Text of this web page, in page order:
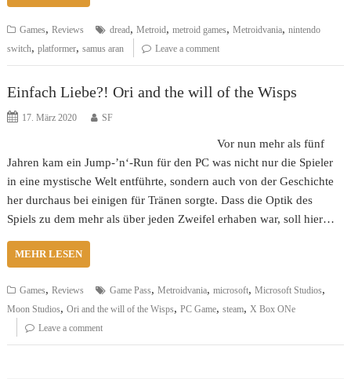
Games,Reviews dread,Metroid,metroid games,Metroidvania,nintendo
switch,platformer,samus aran Leave a comment
Einfach Liebe?! Ori and the will of the Wisps
17. März 2020 SF
Vor nun mehr als fünf
Jahren kam ein Jump-’n‘-Run für den PC was nicht nur die Spieler
in eine mystische Welt entführte, sondern auch von der Geschichte
her durchaus bei einigen für Tränen sorgte. Dass die Optik des
Spiels zu dem mehr als über jeden Zweifel erhaben war, soll hier…
MEHR LESEN
Games,Reviews Game Pass,Metroidvania,microsoft,Microsoft Studios,
Moon Studios,Ori and the will of the Wisps,PC Game,steam, X Box ONe
Leave a comment